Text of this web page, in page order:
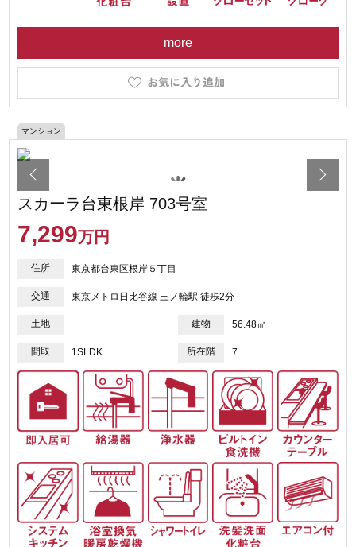
more
マンション
スカーラ台東根岸 703号室
7,299万円
住所 東京都台東区根岸５丁目
交通 東京メトロ日比谷線 三ノ輪駅 徒歩2分
土地 建物 56.48㎡
間取 1SLDK 所在階 7